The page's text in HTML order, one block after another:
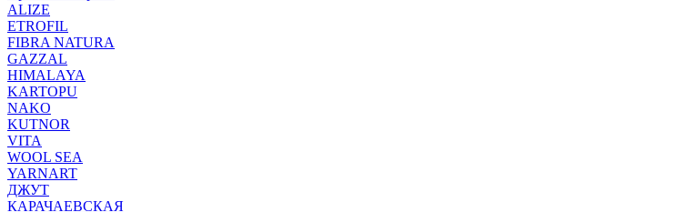
ALIZE
ETROFIL
FIBRA NATURA
GAZZAL
HIMALAYA
KARTOPU
NAKO
KUTNOR
VITA
WOOL SEA
YARNART
ДЖУТ
КАРАЧАЕВСКАЯ